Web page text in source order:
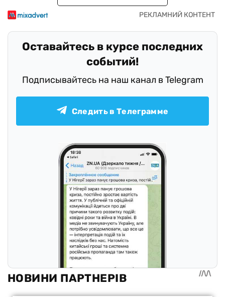
Оставайтесь в курсе последних
событий!
Подписывайтесь на наш канал в Telegram
Следить в Телеграмме